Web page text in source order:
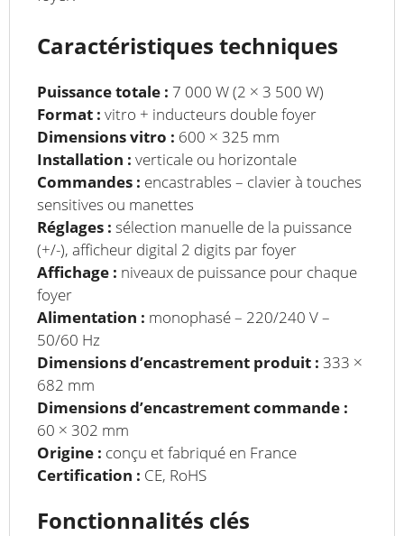
Caractéristiques techniques
Puissance totale : 7 000 W (2 × 3 500 W)
Format : vitro + inducteurs double foyer
Dimensions vitro : 600 × 325 mm
Installation : verticale ou horizontale
Commandes : encastrables – clavier à touches
sensitives ou manettes
Réglages : sélection manuelle de la puissance
(+/-), afficheur digital 2 digits par foyer
Affichage : niveaux de puissance pour chaque
foyer
Alimentation : monophasé – 220/240 V –
50/60 Hz
Dimensions d’encastrement produit : 333 ×
682 mm
Dimensions d’encastrement commande :
60 × 302 mm
Origine : conçu et fabriqué en France
Certification : CE, RoHS
Fonctionnalités clés